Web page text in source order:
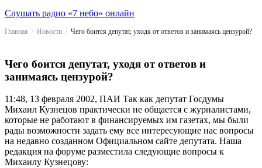
Слушать радио «7 небо» онлайн
Главная Новости Чего боится депутат, уходя от ответов и занимаясь цензурой?
Чего боится депутат, уходя от ответов и
занимаясь цензурой?
11:48, 13 февраля 2002, ПАИ Так как депутат Госдумы
Михаил Кузнецов практически не общается с журналистами,
которые не работают в финансируемых им газетах, мы были
рады возможности задать ему все интересующие нас вопросы
на недавно созданном Официальном сайте депутата. Наша
редакция на форуме разместила следующие вопросы к
Михаилу Кузнецову: